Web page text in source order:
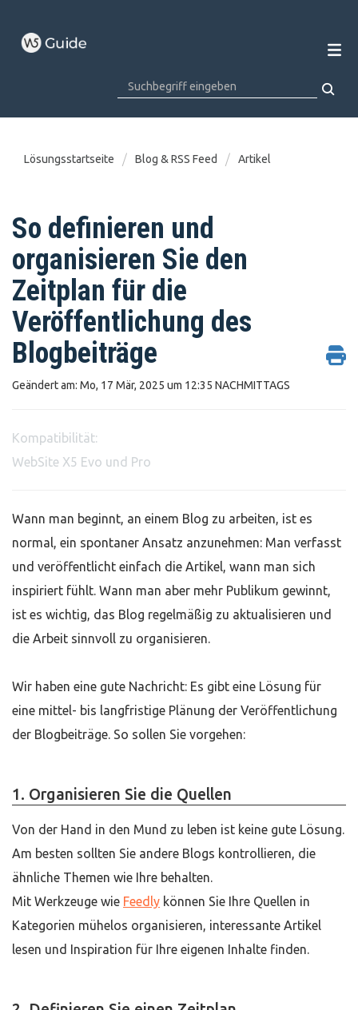
Lösungsstartseite Blog & RSS Feed Artikel
So definieren und
organisieren Sie den
Zeitplan für die
Veröffentlichung des
Blogbeiträge
Geändert am: Mo, 17 Mär, 2025 um 12:35 NACHMITTAGS
Kompatibilität:
WebSite X5 Evo und Pro
Wann man beginnt, an einem Blog zu arbeiten, ist es
normal, ein spontaner Ansatz anzunehmen: Man verfasst
und veröffentlicht einfach die Artikel, wann man sich
inspiriert fühlt. Wann man aber mehr Publikum gewinnt,
ist es wichtig, das Blog regelmäßig zu aktualisieren und
die Arbeit sinnvoll zu organisieren.
Wir haben eine gute Nachricht: Es gibt eine Lösung für
eine mittel- bis langfristige Plänung der Veröffentlichung
der Blogbeiträge. So sollen Sie vorgehen:
1. Organisieren Sie die Quellen
Von der Hand in den Mund zu leben ist keine gute Lösung.
Am besten sollten Sie andere Blogs kontrollieren, die
ähnliche Themen wie Ihre behalten.
Mit Werkzeuge wie Feedly können Sie Ihre Quellen in
Kategorien mühelos organisieren, interessante Artikel
lesen und Inspiration für Ihre eigenen Inhalte finden.